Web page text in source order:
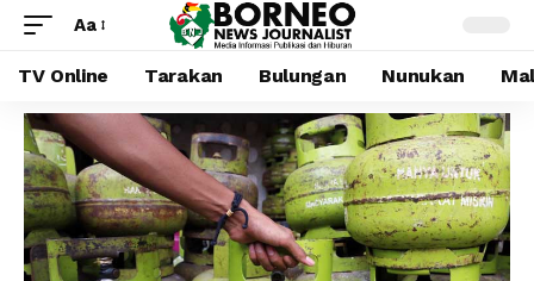
Aa
TV Online Tarakan Bulungan Nunukan